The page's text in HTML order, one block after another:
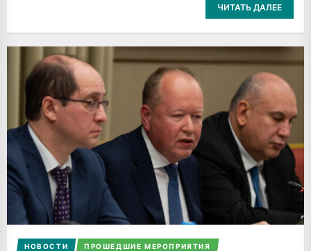
ЧИТАТЬ ДАЛЕЕ
НОВОСТИ ПРОШЕДШИЕ МЕРОПРИЯТИЯ